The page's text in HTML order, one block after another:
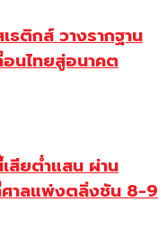
ธติกส์ วางรากฐาน
นไทยสู่อนาคต
สียต่ำแสน ผ่าน
ศาลแพ่งตลิ่งชัน 8-9